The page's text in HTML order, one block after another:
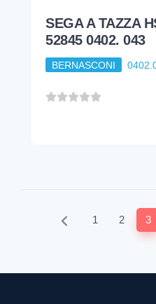
SEGA A TAZZA
52845 0402. 043
BERNASCONI
1 2 3